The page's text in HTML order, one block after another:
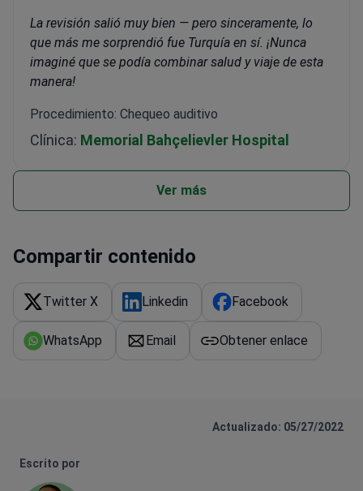
La revisión salió muy bien — pero sinceramente, lo
que más me sorprendió fue Turquía en sí. ¡Nunca
imaginé que se podía combinar salud y viaje de esta
manera!
Procedimiento: Chequeo auditivo
Clínica: Memorial Bahçelievler Hospital
Ver más
Compartir contenido
Twitter X Linkedin Facebook
WhatsApp Email Obtener enlace
Actualizado: 05/27/2022
Escrito por